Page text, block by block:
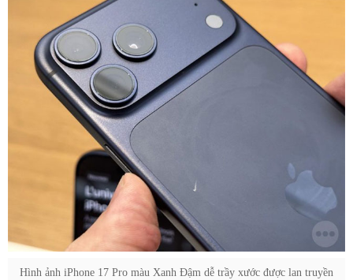
Hình ảnh iPhone 17 Pro màu Xanh Đậm dễ trầy xước được lan truyền